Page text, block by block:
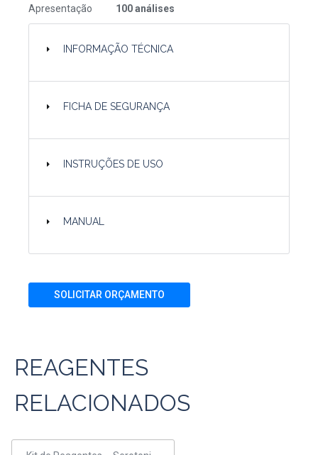
Apresentação
100 análises
INFORMAÇÃO TÉCNICA
FICHA DE SEGURANÇA
INSTRUÇÕES DE USO
MANUAL
SOLICITAR ORÇAMENTO
REAGENTES
RELACIONADOS